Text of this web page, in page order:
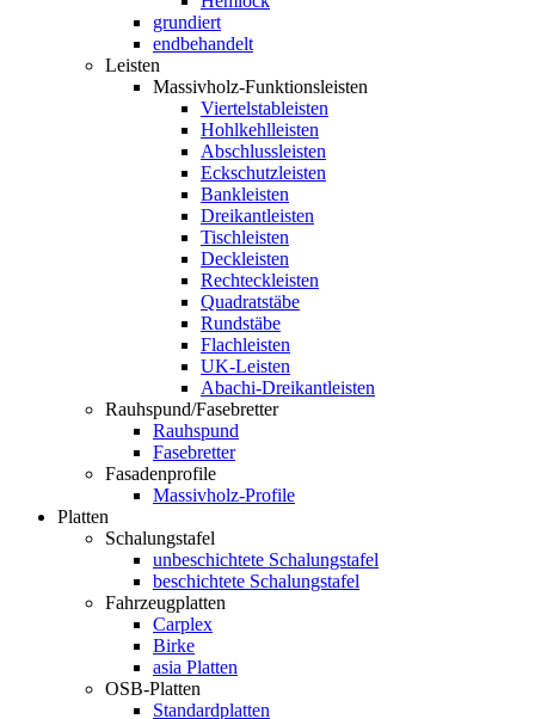
grundiert
endbehandelt
Leisten
Massivholz-Funktionsleisten
Viertelstableisten
Hohlkehlleisten
Abschlussleisten
Eckschutzleisten
Bankleisten
Dreikantleisten
Tischleisten
Deckleisten
Rechteckleisten
Quadratstäbe
Rundstäbe
Flachleisten
UK-Leisten
Abachi-Dreikantleisten
Rauhspund/Fasebretter
Rauhspund
Fasebretter
Fasadenprofile
Massivholz-Profile
Platten
Schalungstafel
unbeschichtete Schalungstafel
beschichtete Schalungstafel
Fahrzeugplatten
Carplex
Birke
asia Platten
OSB-Platten
Standardplatten